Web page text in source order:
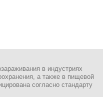
в индустриях
а также в пищевой
согласно стандарту